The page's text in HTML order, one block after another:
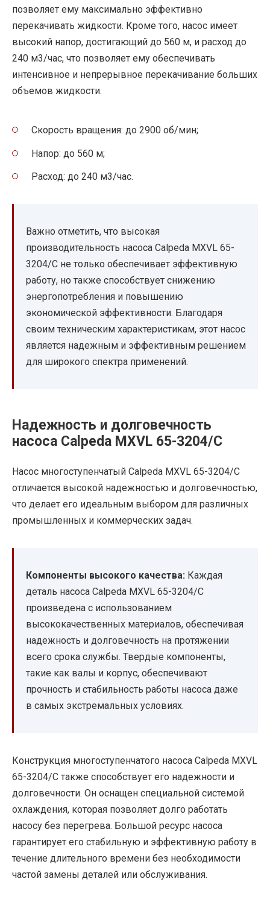
позволяет ему максимально эффективно
перекачивать жидкости. Кроме того, насос имеет
высокий напор, достигающий до 560 м, и расход до
240 м3/час, что позволяет ему обеспечивать
интенсивное и непрерывное перекачивание больших
объемов жидкости.
Скорость вращения: до 2900 об/мин;
Напор: до 560 м;
Расход: до 240 м3/час.
Важно отметить, что высокая
производительность насоса Calpeda MXVL 65-
3204/C не только обеспечивает эффективную
работу, но также способствует снижению
энергопотребления и повышению
экономической эффективности. Благодаря
своим техническим характеристикам, этот насос
является надежным и эффективным решением
для широкого спектра применений.
Надежность и долговечность
насоса Calpeda MXVL 65-3204/C
Насос многоступенчатый Calpeda MXVL 65-3204/C
отличается высокой надежностью и долговечностью,
что делает его идеальным выбором для различных
промышленных и коммерческих задач.
Компоненты высокого качества: Каждая
деталь насоса Calpeda MXVL 65-3204/C
произведена с использованием
высококачественных материалов, обеспечивая
надежность и долговечность на протяжении
всего срока службы. Твердые компоненты,
такие как валы и корпус, обеспечивают
прочность и стабильность работы насоса даже
в самых экстремальных условиях.
Конструкция многоступенчатого насоса Calpeda MXVL
65-3204/C также способствует его надежности и
долговечности. Он оснащен специальной системой
охлаждения, которая позволяет долго работать
насосу без перегрева. Большой ресурс насоса
гарантирует его стабильную и эффективную работу в
течение длительного времени без необходимости
частой замены деталей или обслуживания.